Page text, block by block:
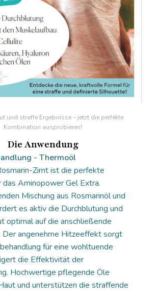
und straffe Ergebnisse – jetzt die perfekte
Kombination ausprobieren!
Die Anwendung
- Thermoöl
Zimt ist die perfekte
Aminopower Gel Extra.
Mischung aus Rosmarinöl und
es aktiv die Durchblutung und
optimal auf die anschließende
Der angenehme Hitzeeffekt sorgt
für eine wohltuende
die Effektivität der
Hochwertige pflegende Öle
und unterstützen die straffende